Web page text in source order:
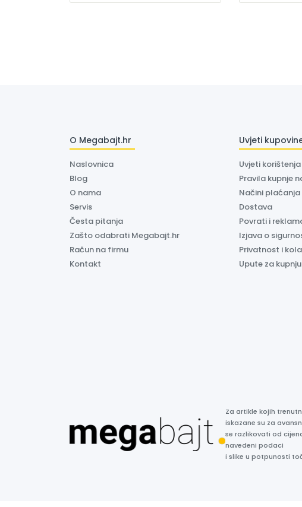
O Megabajt.hr
Naslovnica
Blog
O nama
Servis
Česta pitanja
Zašto odabrati Megabajt.hr
Račun na firmu
Kontakt
Uvjeti
Uvjeti korištenja
Pravila kupnje
Načini plaćanja
Dostava
Povrati i
Izjava o
Privatnost i
Upute za kupnju
Za artikle kojih
iskazane su za
se razlikovati od
navedeni podaci
i slike u potpunosti